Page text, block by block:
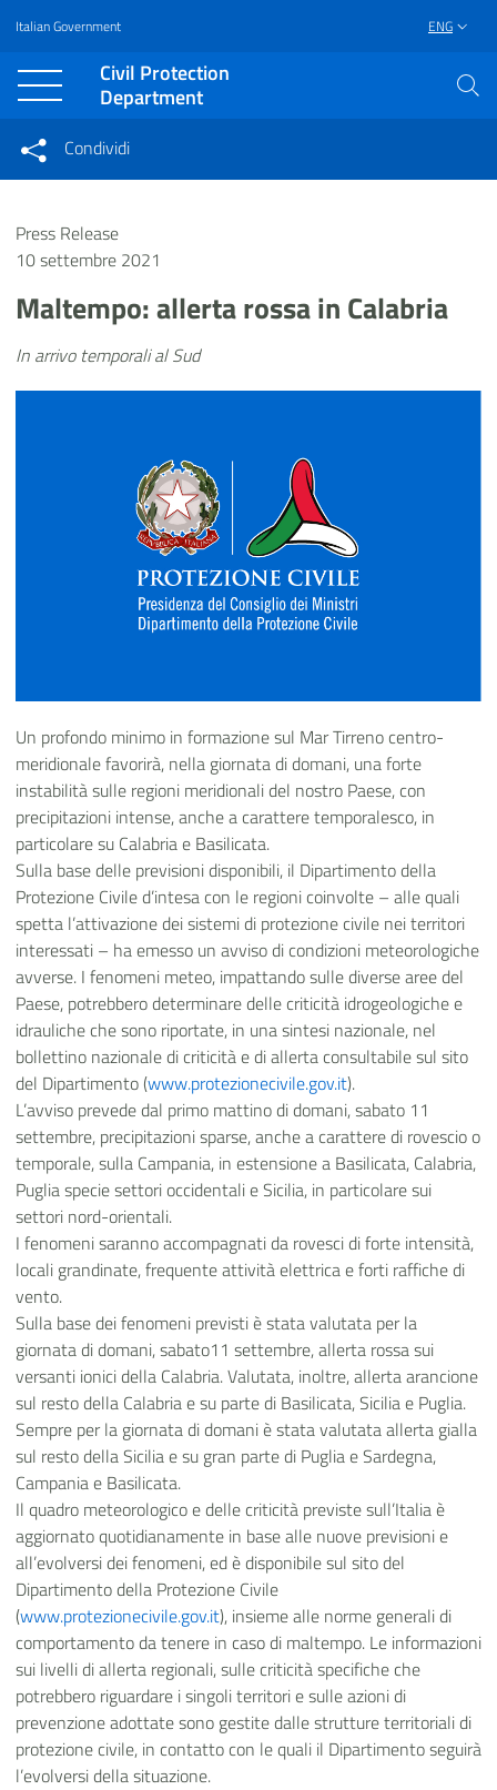
Vai al contenuto principale
Raggiungi il piè di pagina
Italian Government ENG
Civil Protection
Department
Condividi su Facebook
Condividi su LinkedIn
Condividi
Condividi sui social network
Press Release
10 settembre 2021
Maltempo: allerta rossa in Calabria
In arrivo temporali al Sud
Un profondo minimo in formazione sul Mar Tirreno centro-
meridionale favorirà, nella giornata di domani, una forte
instabilità sulle regioni meridionali del nostro Paese, con
precipitazioni intense, anche a carattere temporalesco, in
particolare su Calabria e Basilicata.
Sulla base delle previsioni disponibili, il Dipartimento della
Protezione Civile d’intesa con le regioni coinvolte – alle quali
spetta l’attivazione dei sistemi di protezione civile nei territori
interessati – ha emesso un avviso di condizioni meteorologiche
avverse. I fenomeni meteo, impattando sulle diverse aree del
Paese, potrebbero determinare delle criticità idrogeologiche e
idrauliche che sono riportate, in una sintesi nazionale, nel
bollettino nazionale di criticità e di allerta consultabile sul sito
del Dipartimento (www.protezionecivile.gov.it).
L’avviso prevede dal primo mattino di domani, sabato 11
settembre, precipitazioni sparse, anche a carattere di rovescio o
temporale, sulla Campania, in estensione a Basilicata, Calabria,
Puglia specie settori occidentali e Sicilia, in particolare sui
settori nord-orientali.
I fenomeni saranno accompagnati da rovesci di forte intensità,
locali grandinate, frequente attività elettrica e forti raffiche di
vento.
Sulla base dei fenomeni previsti è stata valutata per la
giornata di domani, sabato11 settembre, allerta rossa sui
versanti ionici della Calabria. Valutata, inoltre, allerta arancione
sul resto della Calabria e su parte di Basilicata, Sicilia e Puglia.
Sempre per la giornata di domani è stata valutata allerta gialla
sul resto della Sicilia e su gran parte di Puglia e Sardegna,
Campania e Basilicata.
Il quadro meteorologico e delle criticità previste sull’Italia è
aggiornato quotidianamente in base alle nuove previsioni e
all’evolversi dei fenomeni, ed è disponibile sul sito del
Dipartimento della Protezione Civile
(www.protezionecivile.gov.it), insieme alle norme generali di
comportamento da tenere in caso di maltempo. Le informazioni
sui livelli di allerta regionali, sulle criticità specifiche che
potrebbero riguardare i singoli territori e sulle azioni di
prevenzione adottate sono gestite dalle strutture territoriali di
protezione civile, in contatto con le quali il Dipartimento seguirà
l’evolversi della situazione.